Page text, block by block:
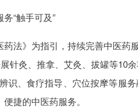
“触手可及”
药法》为指引，持续完善中医
针灸、推拿、艾灸、拔罐等10
识、食疗指导、穴位按摩等服
捷的中医药服务。